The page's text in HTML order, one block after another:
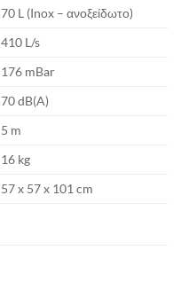
70 L (Inox – ανοξείδωτο)
410 L/s
176 mBar
70 dB(A)
5 m
16 kg
57 x 57 x 101 cm